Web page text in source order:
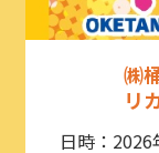
㈱
リ
日時：